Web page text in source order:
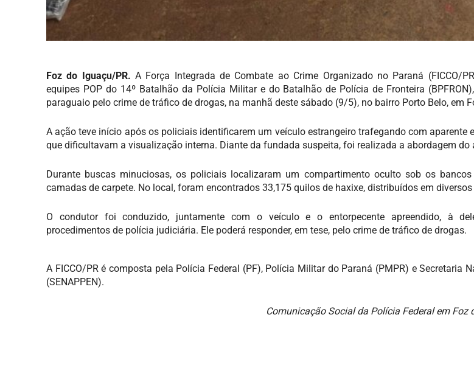
Foz do Iguaçu/PR. A Força Integrada de Combate ao Crime Organizado no Paraná (FICCO/
equipes POP do 14º Batalhão da Polícia Militar e do Batalhão de Polícia de Fronteira
paraguaio pelo crime de tráfico de drogas, na manhã deste sábado (9/5), no bairro Porto Belo, em
A ação teve início após os policiais identificarem um veículo estrangeiro trafegando com aparente
que dificultavam a visualização interna. Diante da fundada suspeita, foi realizada a abordagem do
Durante buscas minuciosas, os policiais localizaram um compartimento oculto sob os
camadas de carpete. No local, foram encontrados 33,175 quilos de haxixe, distribuídos em
O condutor foi conduzido, juntamente com o veículo e o entorpecente apreendido, à
procedimentos de polícia judiciária. Ele poderá responder, em tese, pelo crime de tráfico de drogas.
A FICCO/PR é composta pela Polícia Federal (PF), Polícia Militar do Paraná (PMPR) e Secretaria
(SENAPPEN).
Comunicação Social da Polícia Federal em